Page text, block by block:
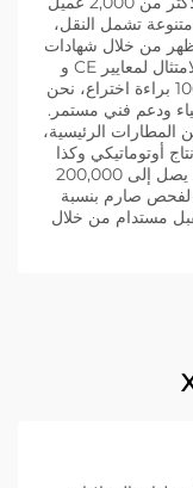
متنوعة تشمل النقل،
يظهر من خلال شهادات
ISO9001 و IATF16949، بالإضافة إلى الامتثال لمعايير CE و
ROHS و REACH لمنتجاتنا. ومع أكثر من 100 براءة اختراع، نحن
ودعم فني مستمر.
الرئيسية،
أكثر من 20 خط إنتاج أوتوماتيكي وكذا
مختبر Voyantic الرائد، قادر على إنتاج ما يصل إلى 200,000
تخضع لفحص صارم بنسبة
مستدام من خلال